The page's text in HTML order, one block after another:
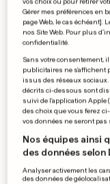
La
inspirer la
0 0
Gérer mes préférences en
page Web, le cas échéant].
nos Site Web. Pour plus
confidentialité.
Sans votre consentement,
publicitaires ne s'affichent
issus des réseaux sociaux.
décrits ci-dessous sont
suivi de l'application Apple
des choix que vous ferez
vos données ne seront
Nos équipes ainsi
des données selon
Analyser activement les
des données de